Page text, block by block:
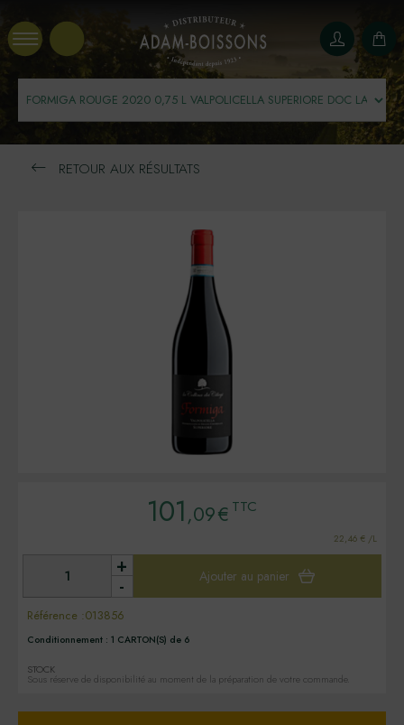
RETOUR AUX RÉSULTATS
101,09€ TTC
22,46 € /L
-
+ Ajouter au panier
Référence :013856
Conditionnement : 1 CARTON(S) de 6
STOCK
Sous réserve de disponibilité au moment de la préparation de votre commande.